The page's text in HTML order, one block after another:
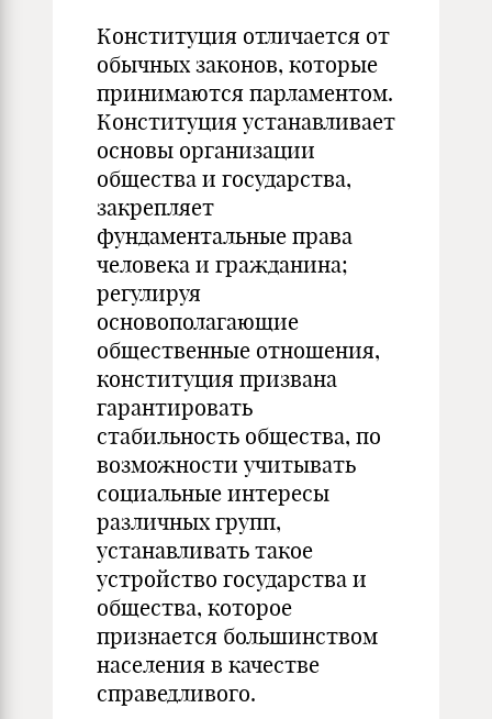
Конституция отличается от
обычных законов, которые
принимаются парламентом.
Конституция устанавливает
основы организации
общества и государства,
закрепляет
фундаментальные права
человека и гражданина;
регулируя
основополагающие
общественные отношения,
конституция призвана
гарантировать
стабильность общества, по
возможности учитывать
социальные интересы
различных групп,
устанавливать такое
устройство государства и
общества, которое
признается большинством
населения в качестве
справедливого.